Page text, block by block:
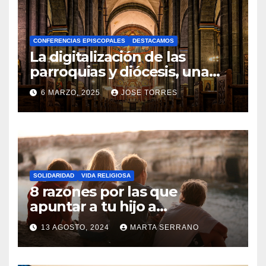
H
A
Y
C
O
M
N
T
A
R
I
O
S
CONFERENCIAS EPISCOPALES DESTACAMOS
La digitalización de las
parroquias y diócesis, una
realidad ya para el futuro de
la Iglesia
6 MARZO, 2025 JOSE TORRES
N
O
H
A
Y
SOLIDARIDAD VIDA RELIGIOSA
8 razones por las que
apuntar a tu hijo a
Catequesis
13 AGOSTO, 2024 MARTA SERRANO
N
O